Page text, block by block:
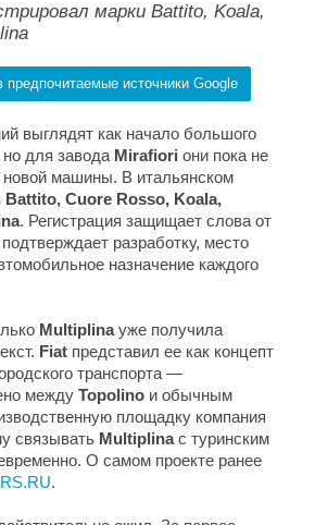
марки Battito, Koala,
предпочитаемые источники Google
выглядят как начало большого
для завода Mirafiori они пока не
новой машины. В итальянском
Battito, Cuore Rosso, Koala,
. Регистрация защищает слова от
разработку, место
назначение каждого
Multiplinaуже получила
Fiat представил ее как концепт
транспорта —
между Topolino и обычным
площадку компания
связывать Multiplinaс туринским
О самом проекте ранее
.